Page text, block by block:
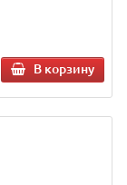
В корзину